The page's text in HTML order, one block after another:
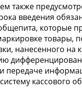
также
введения
которые
товары,
нанесенного на
и передаче
кассового